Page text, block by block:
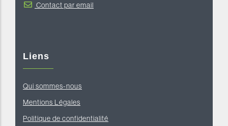
Contact par email
Liens
Qui sommes-nous
Mentions Légales
Politique de confidentialité